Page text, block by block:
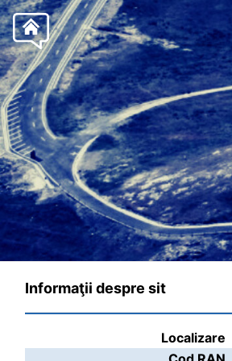
Informaţii despre sit
Localizare